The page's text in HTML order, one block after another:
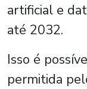
artificial e
até 2032.
Isso é
permitida